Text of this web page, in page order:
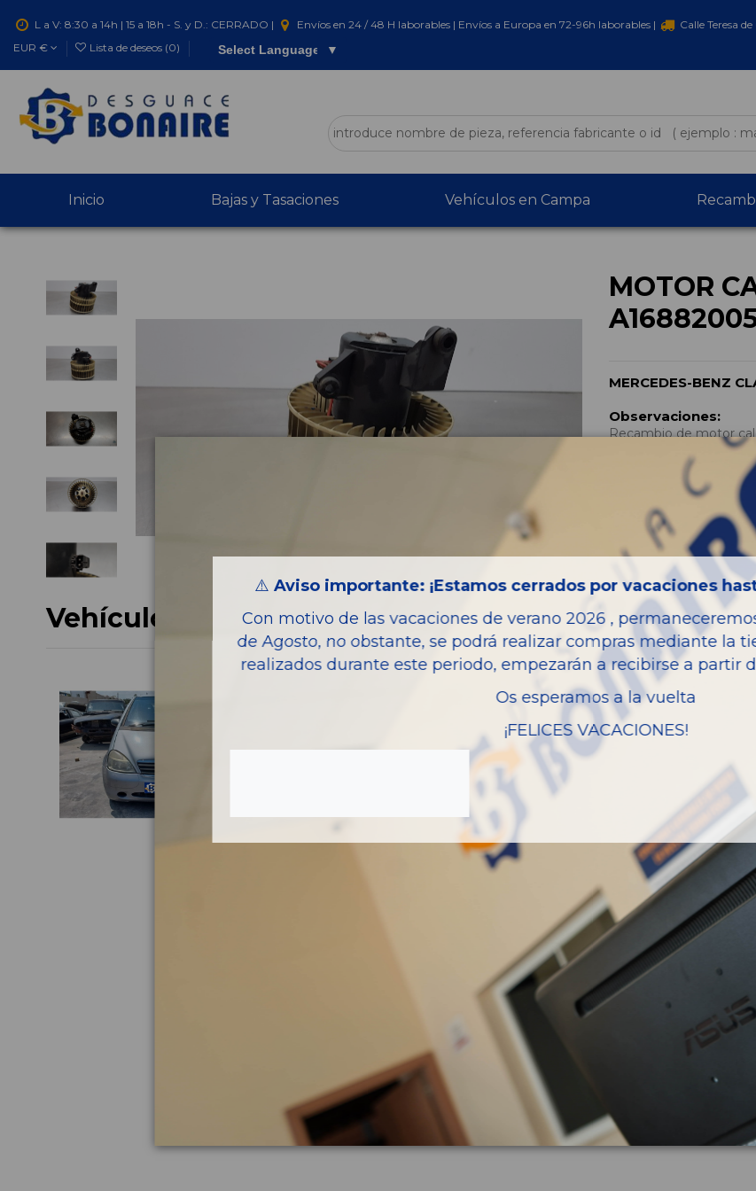
L a V: 8:30 a 14h | 15 a 18h - S. y D.: CERRADO | Envíos en 24 / 48 H laborables | Envíos a Europa en 72-96h laborables |
Calle Teresa
EUR €
Lista de deseos (0) Select Language ▼
Inicio Bajas y Tasaciones Vehículos en Campa
Vehículo de origen
Consultar vehículo de origen
MOTOR
MERCEDES-BENZ
Observaciones:
Recambio de motor
referencia OEM IAM
Fecha disponible:
35,09 € IVA inc.
IVA inc.
Añadir a la cesta
Características del
Año fabricación
Código motor
Bastidor
Combustible
Versión
Potencia
Modelo
Garantia
⚠️ Aviso importante: ¡Estamos cerrados por vacaciones
Con motivo de las vacaciones de verano 2026 ,
de Agosto, no obstante, se podrá realizar compras mediante la
realizados durante este periodo, empezarán a recibirse a partir
Os esperamos a la vuelta
¡FELICES VACACIONES!